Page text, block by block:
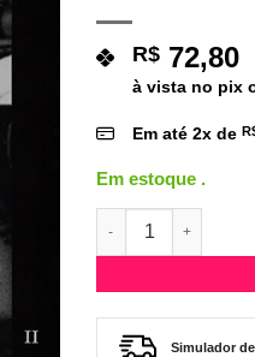
de
R$ 72,80
à vista no pix
Em até 2x de
Em estoque .
CD The Smiths -
Simulador